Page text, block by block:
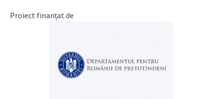
Proiect finanțat de